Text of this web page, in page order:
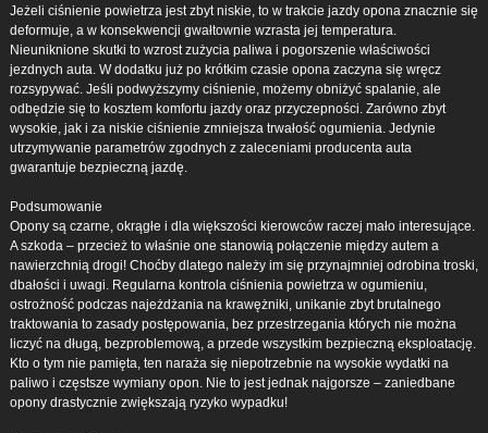
Jeżeli ciśnienie powietrza jest zbyt niskie, to w trakcie jazdy opona znacznie się
deformuje, a w konsekwencji gwałtownie wzrasta jej temperatura.
Nieuniknione skutki to wzrost zużycia paliwa i pogorszenie właściwości
jezdnych auta. W dodatku już po krótkim czasie opona zaczyna się wręcz
rozsypywać. Jeśli podwyższymy ciśnienie, możemy obniżyć spalanie, ale
odbędzie się to kosztem komfortu jazdy oraz przyczepności. Zarówno zbyt
wysokie, jak i za niskie ciśnienie zmniejsza trwałość ogumienia. Jedynie
utrzymywanie parametrów zgodnych z zaleceniami producenta auta
gwarantuje bezpieczną jazdę.
Podsumowanie
Opony są czarne, okrągłe i dla większości kierowców raczej mało interesujące.
A szkoda – przecież to właśnie one stanowią połączenie między autem a
nawierzchnią drogi! Choćby dlatego należy im się przynajmniej odrobina troski,
dbałości i uwagi. Regularna kontrola ciśnienia powietrza w ogumieniu,
ostrożność podczas najeżdżania na krawężniki, unikanie zbyt brutalnego
traktowania to zasady postępowania, bez przestrzegania których nie można
liczyć na długą, bezproblemową, a przede wszystkim bezpieczną eksploatację.
Kto o tym nie pamięta, ten naraża się niepotrzebnie na wysokie wydatki na
paliwo i częstsze wymiany opon. Nie to jest jednak najgorsze – zaniedbane
opony drastycznie zwiększają ryzyko wypadku!